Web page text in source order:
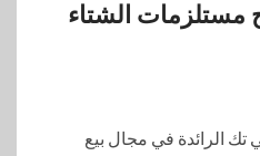
مستلزمات الشتاء
الرائدة في مجال بيع